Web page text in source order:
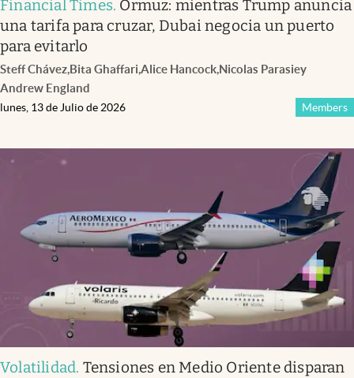
Financial Times. Ormuz: mientras Trump anuncia
una tarifa para cruzar, Dubai negocia un puerto
para evitarlo
Steff Chávez,Bita Ghaffari,Alice Hancock,Nicolas Parasiey
Andrew England
Members
lunes, 13 de Julio de 2026
Volatilidad. Tensiones en Medio Oriente disparan